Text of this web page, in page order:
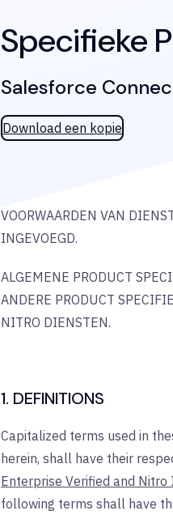
Specifieke
Salesforce
Download een kopie
VOORWAARDEN VAN
INGEVOEGD.
ALGEMENE PRODUCT
ANDERE PRODUCT
NITRO DIENSTEN.
1. DEFINITIONS
Capitalized terms used in
herein, shall have their
Enterprise Verified and Nitro
following terms shall have